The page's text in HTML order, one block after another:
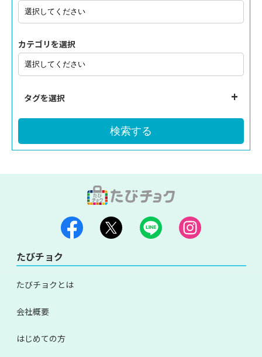
カテゴリを選択
タグを選択
検索する
たびチョク
たびチョクとは
会社概要
はじめての方